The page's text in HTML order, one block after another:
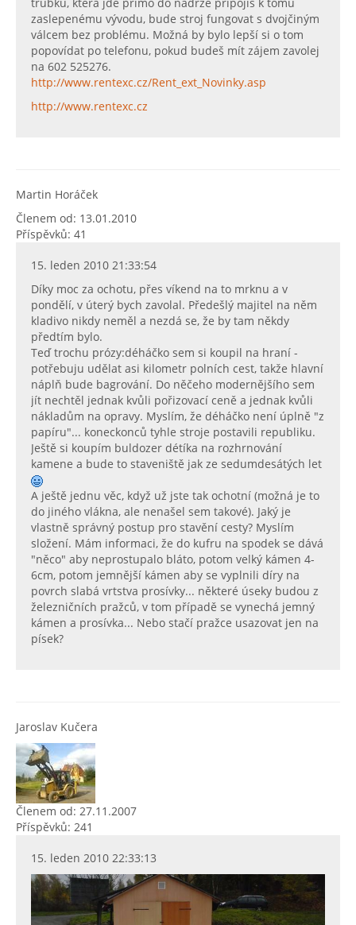
zaslepenému vývodu, bude stroj fungovat s dvojčiným
válcem bez problému. Možná by bylo lepší si o tom
popovídat po telefonu, pokud budeš mít zájem zavolej
na 602 525276.
http://www.rentexc.cz/Rent_ext_Novinky.asp
http://www.rentexc.cz
Martin Horáček
Členem od: 13.01.2010
Příspěvků: 41
15. leden 2010 21:33:54
Díky moc za ochotu, přes víkend na to mrknu a v
pondělí, v úterý bych zavolal. Předešlý majitel na něm
kladivo nikdy neměl a nezdá se, že by tam někdy
předtím bylo.
Teď trochu prózy:déháčko sem si koupil na hraní -
potřebuju udělat asi kilometr polních cest, takže hlavní
náplň bude bagrování. Do něčeho modernějšího sem
jít nechtěl jednak kvůli pořizovací ceně a jednak kvůli
nákladům na opravy. Myslím, že déháčko není úplně "z
papíru"... koneckonců tyhle stroje postavili republiku.
Ještě si koupím buldozer détíka na rozhrnování
kamene a bude to staveniště jak ze sedumdesátých let
A ještě jednu věc, když už jste tak ochotní (možná je to
do jiného vlákna, ale nenašel sem takové). Jaký je
vlastně správný postup pro stavění cesty? Myslím
složení. Mám informaci, že do kufru na spodek se dává
"něco" aby neprostupalo bláto, potom velký kámen 4-
6cm, potom jemnější kámen aby se vyplnili díry na
povrch slabá vrtstva prosívky... některé úseky budou z
železničních pražců, v tom případě se vynechá jemný
kámen a prosívka... Nebo stačí pražce usazovat jen na
písek?
Jaroslav Kučera
Členem od: 27.11.2007
Příspěvků: 241
15. leden 2010 22:33:13